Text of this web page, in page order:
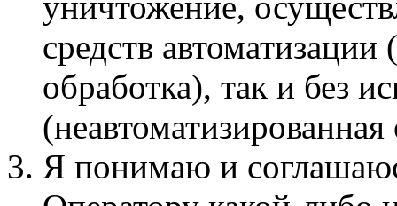
средств автоматизации
обработка), так и без
Я понимаю и